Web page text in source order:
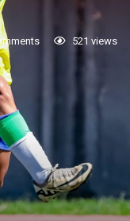
521 views